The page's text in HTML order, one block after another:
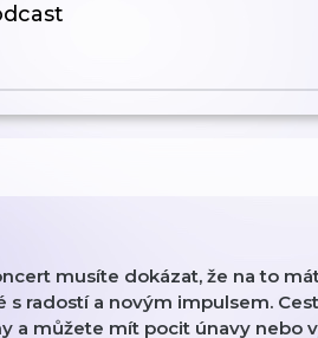
musíte dokázat, že na to
s radostí a novým impulsem.
a můžete mít pocit únavy nebo